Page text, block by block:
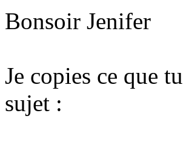
Bonsoir Jenifer
Je copies ce que
sujet :